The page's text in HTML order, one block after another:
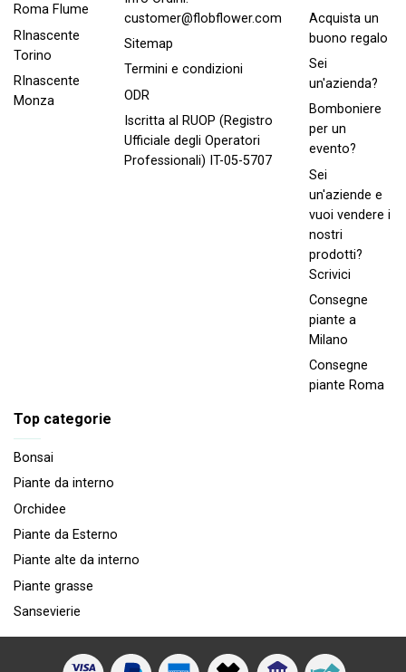
Roma FIume
RInascente
Torino
RInascente
Monza
customer@flobflower.com
Sitemap
Termini e condizioni
ODR
Iscritta al RUOP (Registro
Ufficiale degli Operatori
Professionali) IT-05-5707
Acquista un
buono regalo
Sei
un'azienda?
Bomboniere
per un
evento?
Sei
un'aziende e
vuoi vendere i
nostri
prodotti?
Scrivici
Consegne
piante a
Milano
Consegne
piante Roma
Top categorie
Bonsai
Piante da interno
Orchidee
Piante da Esterno
Piante alte da interno
Piante grasse
Sansevierie